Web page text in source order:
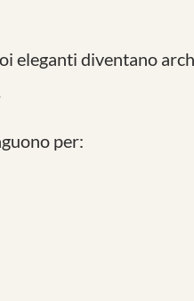
eleganti diventano
per: